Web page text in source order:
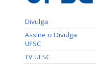
Divulga
Assine o Divulga
UFSC
TV UFSC